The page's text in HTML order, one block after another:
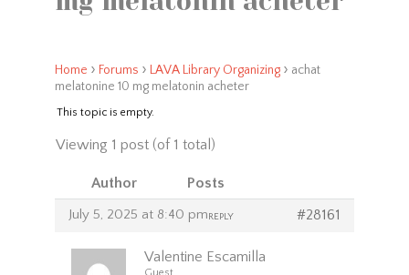
Home › Forums › LAVA Library Organizing › achat
melatonine 10 mg melatonin acheter
This topic is empty.
Viewing 1 post (of 1 total)
Author Posts
July 5, 2025 at 8:40 pm #28161
REPLY
Valentine Escamilla